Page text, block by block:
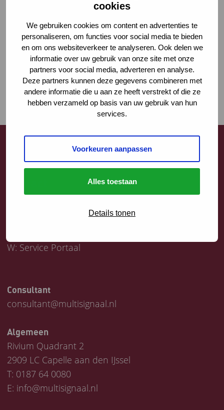
cookies
We gebruiken cookies om content en advertenties te
personaliseren, om functies voor social media te bieden
en om ons websiteverkeer te analyseren. Ook delen we
informatie over uw gebruik van onze site met onze
partners voor social media, adverteren en analyse.
Deze partners kunnen deze gegevens combineren met
andere informatie die u aan ze heeft verstrekt of die ze
hebben verzameld op basis van uw gebruik van hun
services.
Voorkeuren aanpassen
Alles toestaan
Details tonen
W: Service Portaal
Consultant
consultant@multisignaal.nl
Algemeen
Rivium Quadrant 2
2909 LC Capelle aan den IJssel
T: 0187 64 0080
E: info@multisignaal.nl